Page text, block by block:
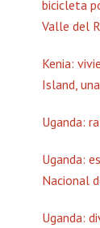
bicicleta
Valle del
Kenia:
Island,
Uganda:
Uganda:
Nacional
Uganda: